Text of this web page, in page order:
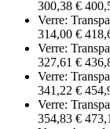
300,38 €
Verre:
314,00 €
Verre:
327,61 €
Verre:
341,22 €
Verre:
354,83 €